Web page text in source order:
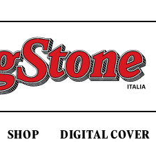
Rolling Stone Italia
SHOP DIGITAL COVER